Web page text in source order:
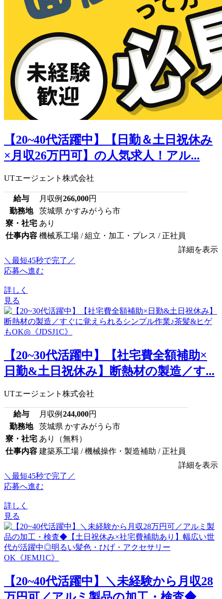
【20~40代活躍中】【日勤＆土日祝休み
×月収26万円可】の人気求人！アル...
UTエージェント株式会社
給与 月収例 266,000円
勤務地
茨城県 かすみがうら市
寮・社宅 あり
仕事内容 機械系工場 / 組立・加工・プレス / 正社員
詳細を表示
＼最短45秒で完了／
応募へ進む
詳しく
見る
【20~30代活躍中】【社宅費全額補助×
日勤&土日祝休み】断熱材の製造／す...
UTエージェント株式会社
給与 月収例 244,000円
勤務地
茨城県 かすみがうら市
寮・社宅 あり（無料）
仕事内容 建築系工場 / 機械操作・製造補助 / 正社員
詳細を表示
＼最短45秒で完了／
応募へ進む
詳しく
見る
【20~40代活躍中】＼未経験から月収28